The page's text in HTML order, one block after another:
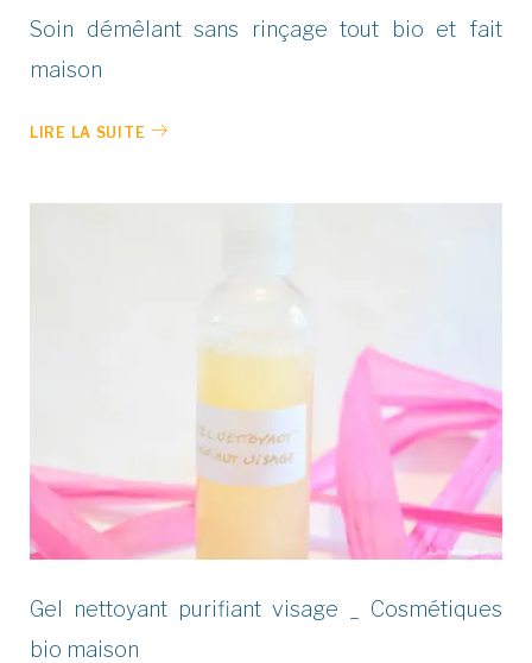
Soin démêlant sans rinçage tout bio et fait
maison
LIRE LA SUITE
Gel nettoyant purifiant visage _ Cosmétiques
bio maison